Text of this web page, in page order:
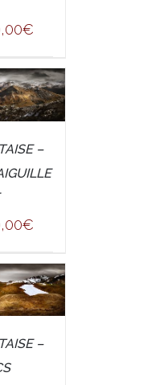
€
/
–
€
/
–